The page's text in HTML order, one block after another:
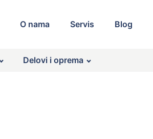
O nama Servis Blog
Delovi i oprema